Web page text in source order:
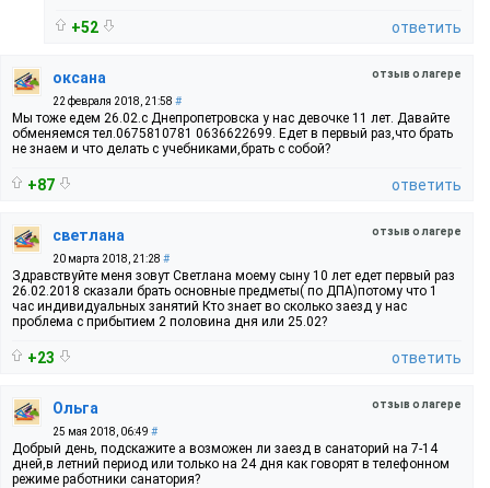
+52 ответить
отзыв о лагере
оксана
22 февраля 2018, 21:58 #
Мы тоже едем 26.02.с Днепропетровска у нас девочке 11 лет. Давайте
обменяемся тел.0675810781 0636622699. Едет в первый раз,что брать
не знаем и что делать с учебниками,брать с собой?
+87 ответить
отзыв о лагере
светлана
20 марта 2018, 21:28 #
Здравствуйте меня зовут Светлана моему сыну 10 лет едет первый раз
26.02.2018 сказали брать основные предметы( по ДПА)потому что 1
час индивидуальных занятий Кто знает во сколько заезд у нас
проблема с прибытием 2 половина дня или 25.02?
+23 ответить
отзыв о лагере
Ольга
25 мая 2018, 06:49 #
Добрый день, подскажите а возможен ли заезд в санаторий на 7-14
дней,в летний период или только на 24 дня как говорят в телефонном
режиме работники санатория?